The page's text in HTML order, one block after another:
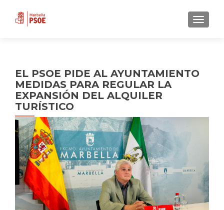
EL PSOE PIDE AL AYUNTAMIENTO
MEDIDAS PARA REGULAR LA
EXPANSIÓN DEL ALQUILER
TURÍSTICO